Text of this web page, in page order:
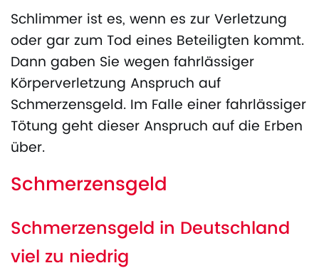
Schlimmer ist es, wenn es zur Verletzung
oder gar zum Tod eines Beteiligten kommt.
Dann gaben Sie wegen fahrlässiger
Körperverletzung Anspruch auf
Schmerzensgeld. Im Falle einer fahrlässiger
Tötung geht dieser Anspruch auf die Erben
über.
Schmerzensgeld
Schmerzensgeld in Deutschland
viel zu niedrig